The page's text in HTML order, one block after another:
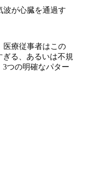
波が心臓を通過す
医療従事者はこの
る、あるいは不規
つの明確なパター